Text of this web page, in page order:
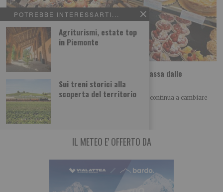
POTREBBE INTERESSARTI...
Agriturismi, estate top
in Piemonte
Sui treni storici alla
scoperta del territorio
Dolci etnici a Torino, il viaggio nel mondo passa dalle
SCOPRI – TO ALLA SCOPERTA DI TORINO Torino continua a cambiare
volto anche attraverso il cibo.
IL METEO E' OFFERTO DA